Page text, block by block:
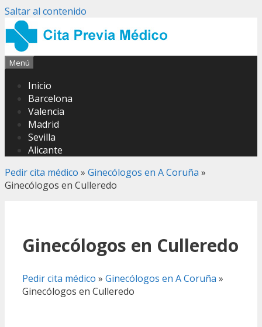
Saltar al contenido
Menú
Inicio
Barcelona
Valencia
Madrid
Sevilla
Alicante
Pedir cita médico » Ginecólogos en A Coruña »
Ginecólogos en Culleredo
Ginecólogos en Culleredo
Pedir cita médico » Ginecólogos en A Coruña »
Ginecólogos en Culleredo